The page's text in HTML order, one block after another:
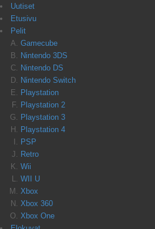
Uutiset
Etusivu
Pelit
Gamecube
Nintendo 3DS
Nintendo DS
Nintendo Switch
Playstation
Playstation 2
Playstation 3
Playstation 4
PSP
Retro
Wii
WII U
Xbox
Xbox 360
Xbox One